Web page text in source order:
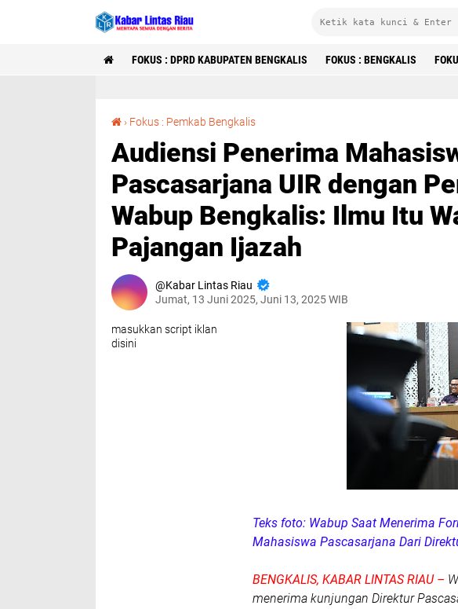
FOKUS : DPRD KABUPATEN BENGKALIS FOKUS : BENGKALIS
› Fokus : Pemkab Bengkalis
Audiensi Penerima
Pascasarjana UIR dengan
Wabup Bengkalis: Ilmu Itu
Pajangan Ijazah
Kabar Lintas Riau
Jumat, 13 Juni 2025, Juni 13, 2025 WIB
masukkan script iklan
disini
Teks foto: Wabup Saat Menerima
Mahasiswa Pascasarjana Dari
BENGKALIS, KABAR LINTAS RIAU –
menerima kunjungan Direktur